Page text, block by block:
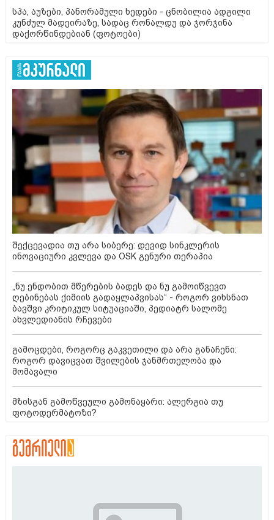
სპა, აუზები, პანორამული ხედები - ცნობილია ადგილი
კუნძულ მადეირაზე, სადაც რონალდუ და ჯორჯინა
დაქორწინდებიან (ფოტოები)
შექცევადია თუ არა სიბერე: დევიდ სინკლერის
ინოვაციური კვლევა და OSK გენური თერაპია
„ნუ ენდობით მწერების ბადეს და ნუ გამოიწვევთ
ღებინებას ქიმიის გადაყლაპვისას“ - როგორ ვიხსნათ
ბავშვი კრიტიკულ სიტუაციაში, პედიატრ სალომე
ახვლედიანის რჩევები
გამოცდები, როგორც გაკვეთილი და არა განაჩენი:
როგორ დავიცვათ შვილების ჯანმრთელობა და
მომავალი
მზისგან გამოწვეული გამონაყარი: ალერგია თუ
ფოტოდერმატოზი?